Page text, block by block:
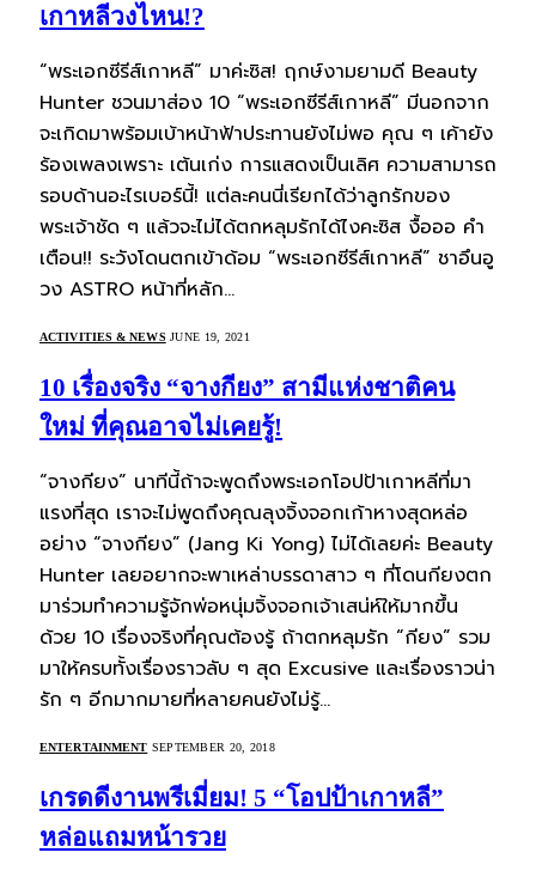
เกาหลีวงไหน!?
“พระเอกซีรีส์เกาหลี” มาค่ะซิส! ฤกษ์งามยามดี Beauty
Hunter ชวนมาส่อง 10 “พระเอกซีรีส์เกาหลี” มีนอกจาก
จะเกิดมาพร้อมเบ้าหน้าฟ้าประทานยังไม่พอ คุณ ๆ เค้ายัง
ร้องเพลงเพราะ เต้นเก่ง การแสดงเป็นเลิศ ความสามารถ
รอบด้านอะไรเบอร์นี้! แต่ละคนนี่เรียกได้ว่าลูกรักของ
พระเจ้าชัด ๆ แล้วจะไม่ได้ตกหลุมรักได้ไงคะซิส งื้อออ คำ
เตือน!! ระวังโดนตกเข้าด้อม “พระเอกซีรีส์เกาหลี” ชาอึนอู
วง ASTRO หน้าที่หลัก…
ACTIVITIES & NEWS JUNE 19, 2021
10 เรื่องจริง “จางกียง” สามีแห่งชาติคน
ใหม่ ที่คุณอาจไม่เคยรู้!
“จางกียง” นาทีนี้ถ้าจะพูดถึงพระเอกโอปป้าเกาหลีที่มา
แรงที่สุด เราจะไม่พูดถึงคุณลุงจิ้งจอกเก้าหางสุดหล่อ
อย่าง “จางกียง” (Jang Ki Yong) ไม่ได้เลยค่ะ Beauty
Hunter เลยอยากจะพาเหล่าบรรดาสาว ๆ ที่โดนกียงตก
มาร่วมทำความรู้จักพ่อหนุ่มจิ้งจอกเจ้าเสน่ห์ให้มากขึ้น
ด้วย 10 เรื่องจริงที่คุณต้องรู้ ถ้าตกหลุมรัก “กียง” รวม
มาให้ครบทั้งเรื่องราวลับ ๆ สุด Excusive และเรื่องราวน่า
รัก ๆ อีกมากมายที่หลายคนยังไม่รู้…
ENTERTAINMENT SEPTEMBER 20, 2018
เกรดดีงานพรีเมี่ยม! 5 “โอปป้าเกาหลี”
หล่อแถมหน้ารวย